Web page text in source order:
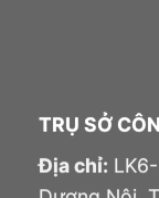
TRỤ SỞ
Địa chỉ: